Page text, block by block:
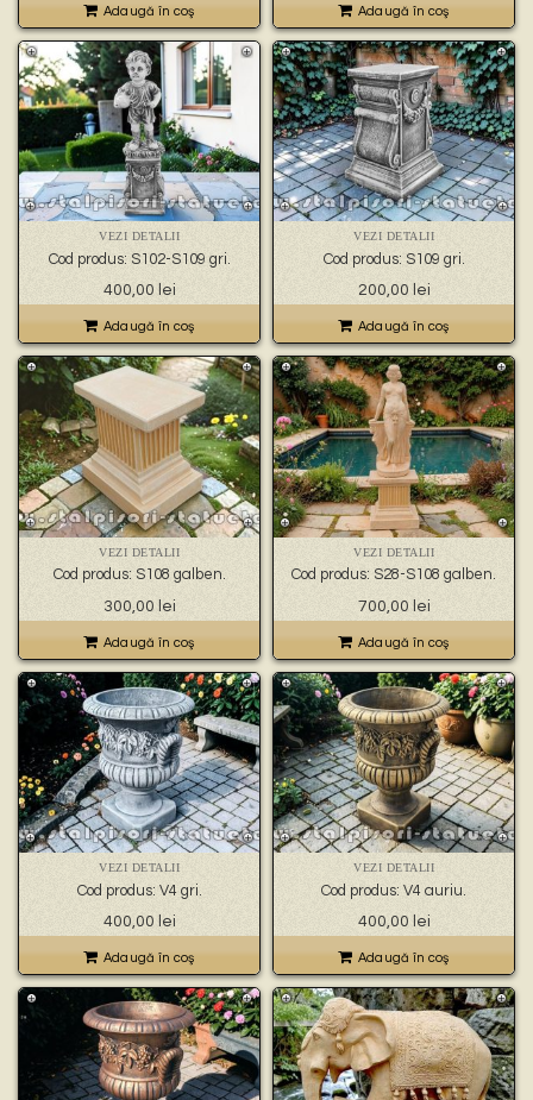
Adaugă în coş Adaugă în coş
VEZI DETALII
Cod produs: S102-S109 gri.
400,00 lei
Adaugă în coş
VEZI DETALII
Cod produs: S109 gri.
200,00 lei
Adaugă în coş
VEZI DETALII
Cod produs: S108 galben.
300,00 lei
Adaugă în coş
VEZI DETALII
Cod produs: S28-S108 galben.
700,00 lei
Adaugă în coş
VEZI DETALII
Cod produs: V4 gri.
400,00 lei
Adaugă în coş
VEZI DETALII
Cod produs: V4 auriu.
400,00 lei
Adaugă în coş